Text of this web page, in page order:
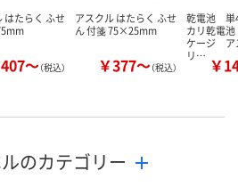
はたらく ふせ
～（税込）
アスクル はたらく ふせ
ん 付箋 75×25mm
￥377～（税込）
乾電池
カリ乾電
ケージ ア
リ… ￥
のカテゴリー